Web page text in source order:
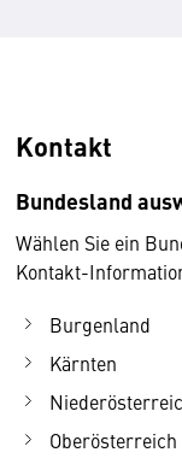
Kontakt
Bundesland
Wählen Sie ein
Kontakt-
Burgenland
Kärnten
Oberösterreich